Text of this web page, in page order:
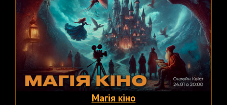
Магія кіно